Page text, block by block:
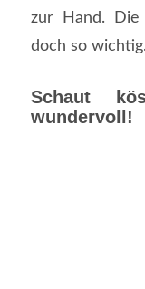
zur Hand. Die
doch so wichtig.
Schaut
wundervoll!